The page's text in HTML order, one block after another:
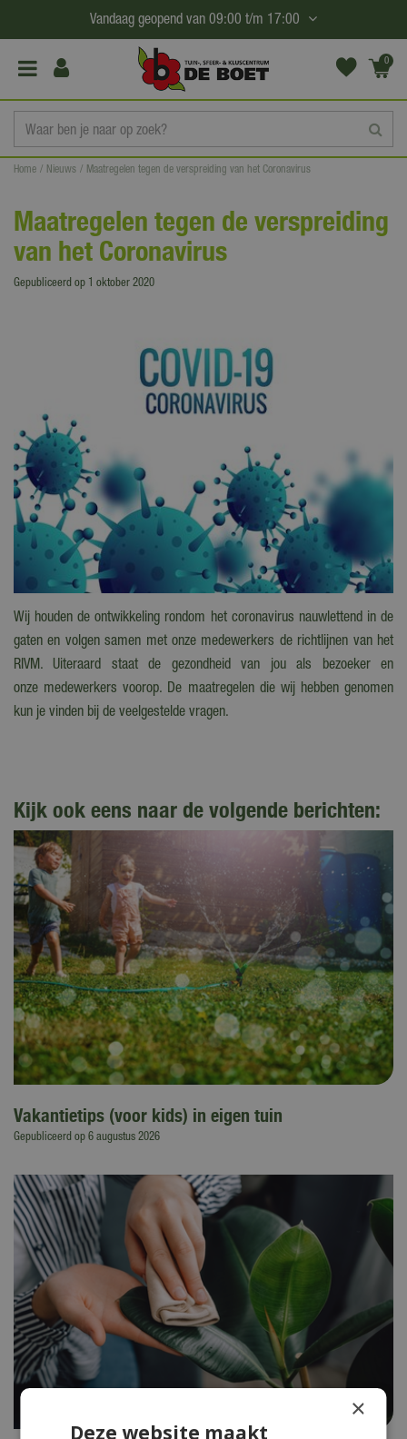
a
Home Nieuws Maatregelen tegen de verspreiding van het Coronavirus
Vandaag geopend van 09:00 t/m 17:00
0
(€0,
Maatregelen tegen de verspreiding
van het Coronavirus
Gepubliceerd op 1 oktober 2020
Wij houden de ontwikkeling rondom het coronavirus nauwlettend in de
gaten en volgen samen met onze medewerkers de richtlijnen van het
RIVM. Uiteraard staat de gezondheid van jou als bezoeker en
onze medewerkers voorop. De maatregelen die wij hebben genomen
kun je vinden bij de veelgestelde vragen.
Kijk ook eens naar de volgende berichten:
Vakantietips (voor kids) in eigen tuin
Gepubliceerd op 6 augustus 2026
×
Deze website maakt